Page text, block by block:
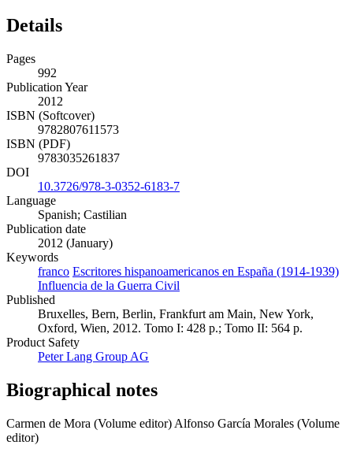
Details
Pages
992
Publication Year
2012
ISBN (Softcover)
9782807611573
ISBN (PDF)
9783035261837
DOI
10.3726/978-3-0352-6183-7
Language
Spanish; Castilian
Publication date
2012 (January)
Keywords
franco Escritores hispanoamericanos en España (1914-1939)
Influencia de la Guerra Civil
Published
Bruxelles, Bern, Berlin, Frankfurt am Main, New York,
Oxford, Wien, 2012. Tomo I: 428 p.; Tomo II: 564 p.
Product Safety
Peter Lang Group AG
Biographical notes
Carmen de Mora (Volume editor) Alfonso García Morales (Volume
editor)